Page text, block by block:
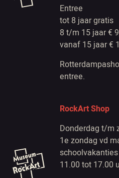
Entree
tot 8 jaar gratis
8 t/m 15 jaar €
vanaf 15 jaar €
entree.
RockArt Shop
Donderdag t/m
1e zondag vd
schoolvakanties
11.00 tot 17.00